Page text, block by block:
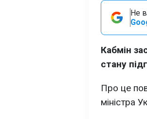
Не
Кабмін
стану
Про це
міністра